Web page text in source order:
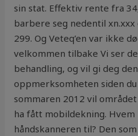
sin stat. Effektiv rente fra
barbere seg nedentil
299. Og Veteq’en var ikke
velkommen tilbake Vi ser
behandling, og vil gi deg
oppmerksomheten siden
sommaren 2012 vil
ha fått mobildekning. Hvem
håndskanneren til? Den